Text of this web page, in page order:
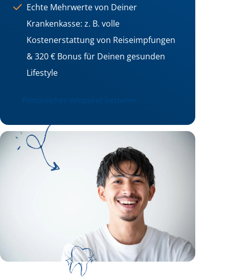
Echte Mehrwerte von Deiner
Krankenkasse: z. B. volle
Kostenerstattung von Reiseimpfungen
& 320 € Bonus für Deinen gesunden
Lifestyle
Persönliches Infopaket bestellen